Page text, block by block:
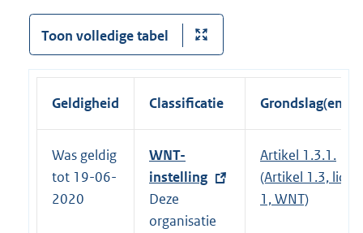
Toon volledige tabel
Geldigheid Classificatie Grondslag(en)
Was geldig
tot 19-06-
2020
E
x
t
e
WNT-
instelling
Deze
organisatie
Artikel 1.3.1.
(Artikel 1.3, lid
1, WNT)